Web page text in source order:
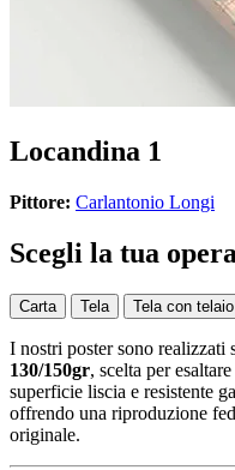
Locandina 1
Pittore: Carlantonio Longi
Scegli la tua opera
Carta Tela Tela con telaio
I nostri poster sono realizzati
130/150gr, scelta per
superficie liscia e resistente
offrendo una riproduzione
originale.